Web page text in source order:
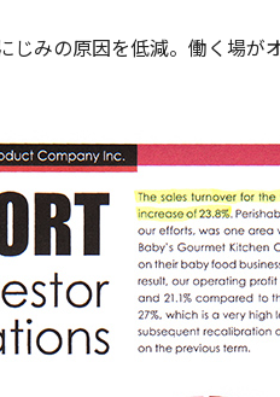
みの原因を低減。働く場